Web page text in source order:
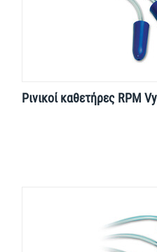
Ρινικοί καθετήρες RPM